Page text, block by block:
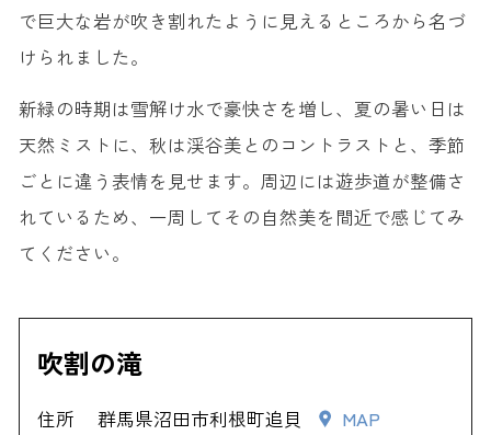
で巨大な岩が吹き割れたように見えるところから名づ
けられました。
新緑の時期は雪解け水で豪快さを増し、夏の暑い日は
天然ミストに、秋は渓谷美とのコントラストと、季節
ごとに違う表情を見せます。周辺には遊歩道が整備さ
れているため、一周してその自然美を間近で感じてみ
てください。
吹割の滝
住所 群馬県沼田市利根町追貝
MAP